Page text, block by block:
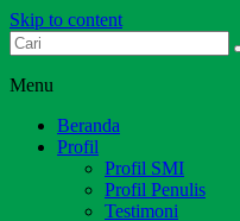
Skip to content
Dari Jambi untuk Indonesia
Menu
Beranda
Profil
Profil SMI
Profil Penulis
Testimoni